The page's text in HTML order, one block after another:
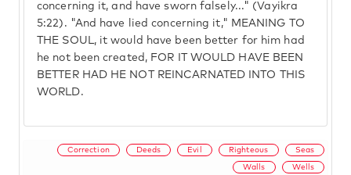
concerning it, and have sworn falsely..." (Vayikra
5:22). "And have lied concerning it," MEANING TO
THE SOUL, it would have been better for him had
he not been created, FOR IT WOULD HAVE BEEN
BETTER HAD HE NOT REINCARNATED INTO THIS
WORLD.
Correction Deeds Evil Righteous Seas
Walls Wells